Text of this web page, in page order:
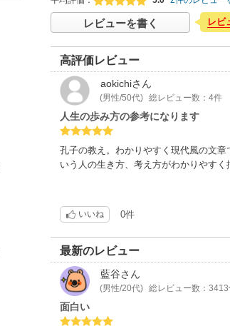
レビューを書く レビ
高評価レビュー
aokichiさん
(男性/50代) 総レビュー数：4件
人生の歩み方の参考になります
孔子の教え。わかりやすく現代風の文
いう人の生き方、考え方がわかりやすく
いいね 0件
最新のレビュー
藍谷さん
(男性/20代) 総レビュー数：3413
面白い